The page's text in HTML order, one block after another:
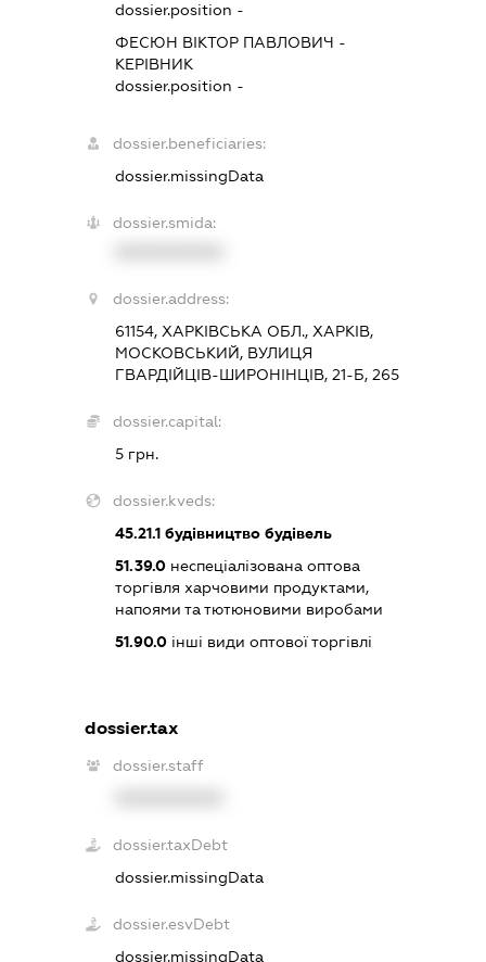
dossier.position -
ФЕСЮН ВІКТОР ПАВЛОВИЧ -
КЕРІВНИК
dossier.position -
dossier.beneficiaries:
dossier.missingData
dossier.smida:
dossier.address:
61154, ХАРКІВСЬКА ОБЛ., ХАРКІВ,
МОСКОВСЬКИЙ, ВУЛИЦЯ
ГВАРДІЙЦІВ-ШИРОНІНЦІВ, 21-Б, 265
dossier.capital:
5 грн.
dossier.kveds:
45.21.1будівництво будівель
51.39.0неспеціалізована оптова
торгівля харчовими продуктами,
напоями та тютюновими виробами
51.90.0інші види оптової торгівлі
dossier.tax
dossier.staff
dossier.taxDebt
dossier.missingData
dossier.esvDebt
dossier.missingData